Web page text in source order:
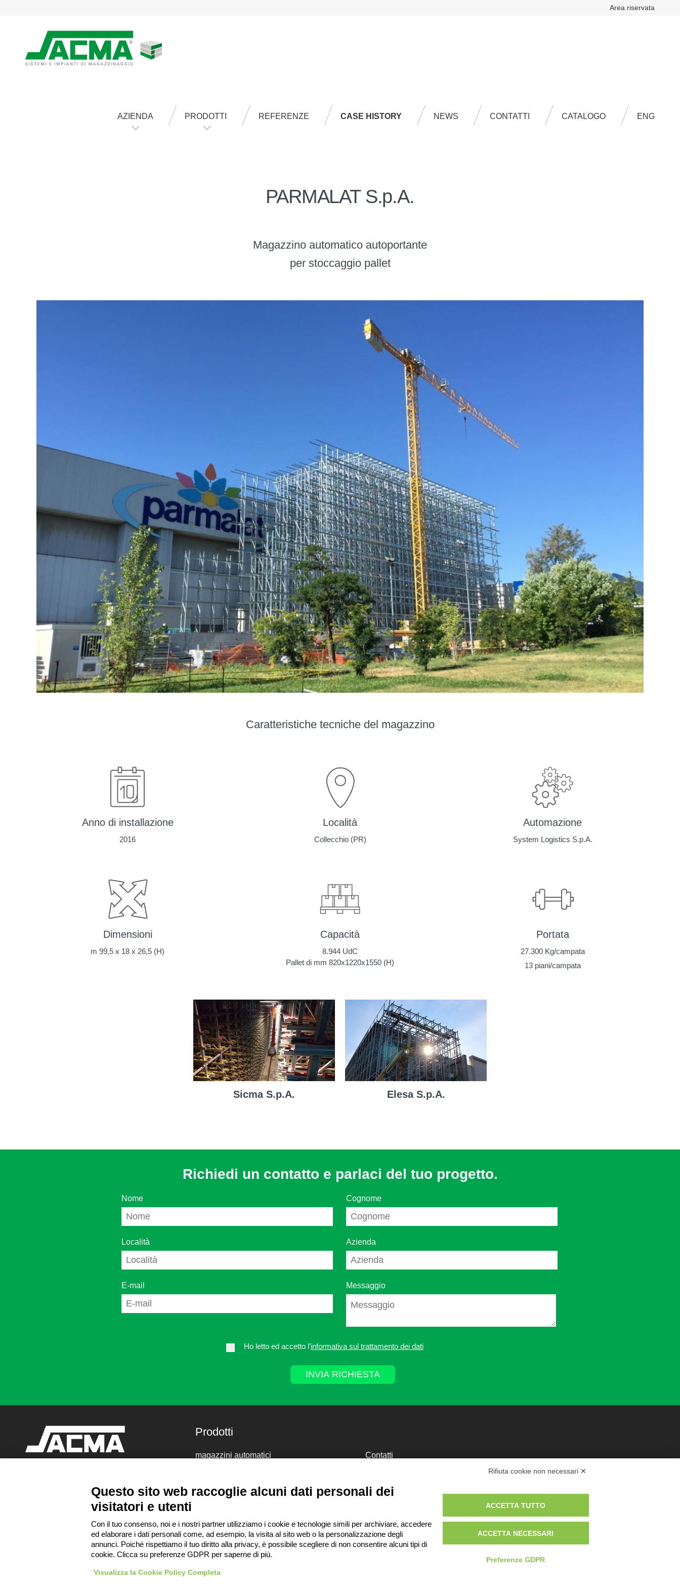
Area riservata
AZIENDA PRODOTTI REFERENZE CASE HISTORY NEWS CONTATTI CATALOGO ENG
PARMALAT S.p.A.
Magazzino automatico autoportante
per stoccaggio pallet
Caratteristiche tecniche del magazzino
Anno di installazione
2016
Località
Collecchio (PR)
Automazione
System Logistics S.p.A.
Dimensioni
m 99,5 x 18 x 26,5 (H)
Capacità
8.944 UdC
Pallet di mm 820x1220x1550 (H)
Portata
27.300 Kg/campata
13 piani/campata
Sicma S.p.A. Elesa S.p.A.
Richiedi un contatto e parlaci del tuo progetto.
Nome Cognome
Località Azienda
E-mail Messaggio
Ho letto ed accetto l’informativa sul trattamento dei dati
13876 Sandigliano (Biella)
sacma@sacmaspa.com
P.IVA: IT 00150440022
Prodotti
magazzini automatici
scaffalature porta scatole
soppalchi
Contatti
Whistleblowing
Rifiuta cookie non necessari ✕
Questo sito web raccoglie alcuni dati personali dei
visitatori e utenti
Con il tuo consenso, noi e i nostri partner utilizziamo i cookie e tecnologie simili per archiviare, accedere
ed elaborare i dati personali come, ad esempio, la visita al sito web o la personalizzazione degli
annunci. Poiché rispettiamo il tuo diritto alla privacy, è possibile scegliere di non consentire alcuni tipi di
cookie. Clicca su preferenze GDPR per saperne di più.
Visualizza la Cookie Policy Completa
ACCETTA TUTTO
ACCETTA NECESSARI
Preferenze GDPR